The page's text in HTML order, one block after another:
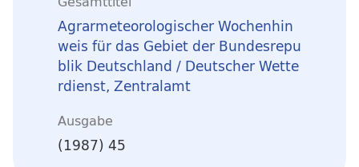
Agrarmeteorologischer Wochenhin
weis für das Gebiet der Bundesrepu
blik Deutschland / Deutscher Wette
rdienst, Zentralamt
Ausgabe
(1987) 45